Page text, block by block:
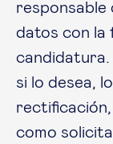
datos con la
candidatura.
si lo desea,
como